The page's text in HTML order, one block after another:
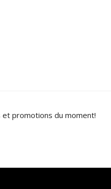
et promotions du moment!